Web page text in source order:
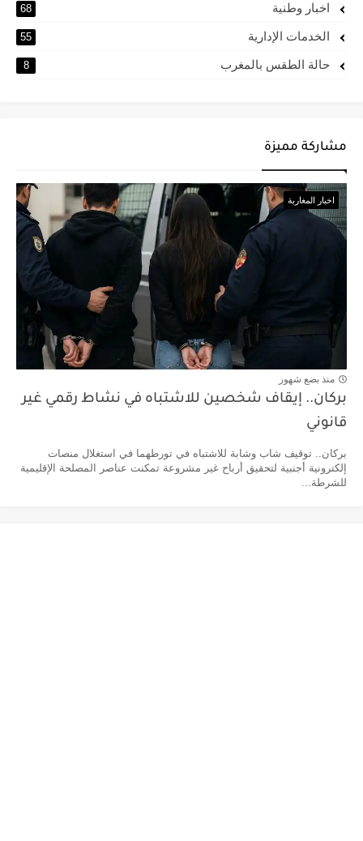
اخبار وطنية 68
الخدمات الإدارية 55
حالة الطقس بالمغرب 8
مشاركة مميزة
اخبار المغاربة
منذ بضع شهور
بركان.. إيقاف شخصين للاشتباه في نشاط رقمي غير
قانوني
بركان.. توقيف شاب وشابة للاشتباه في تورطهما في استغلال منصات
إلكترونية أجنبية لتحقيق أرباح غير مشروعة تمكنت عناصر المصلحة الإقليمية
للشرطة...